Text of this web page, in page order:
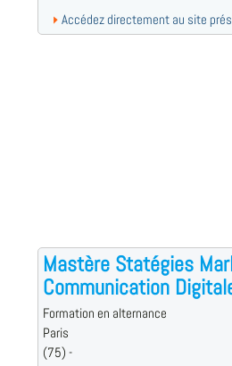
Accédez directement au site
Mastère Statégies
Communication
Formation en alternance
Paris
(75) -